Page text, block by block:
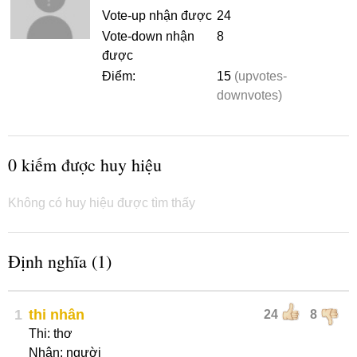
Vote-up nhận được 24
Vote-down nhận
được
8
Điểm: 15 (upvotes-
downvotes)
0 kiếm được huy hiệu
Không có huy hiệu được tìm thấy
Định nghĩa (1)
1 24 8
thi nhân
Thi: thơ
Nhân: người